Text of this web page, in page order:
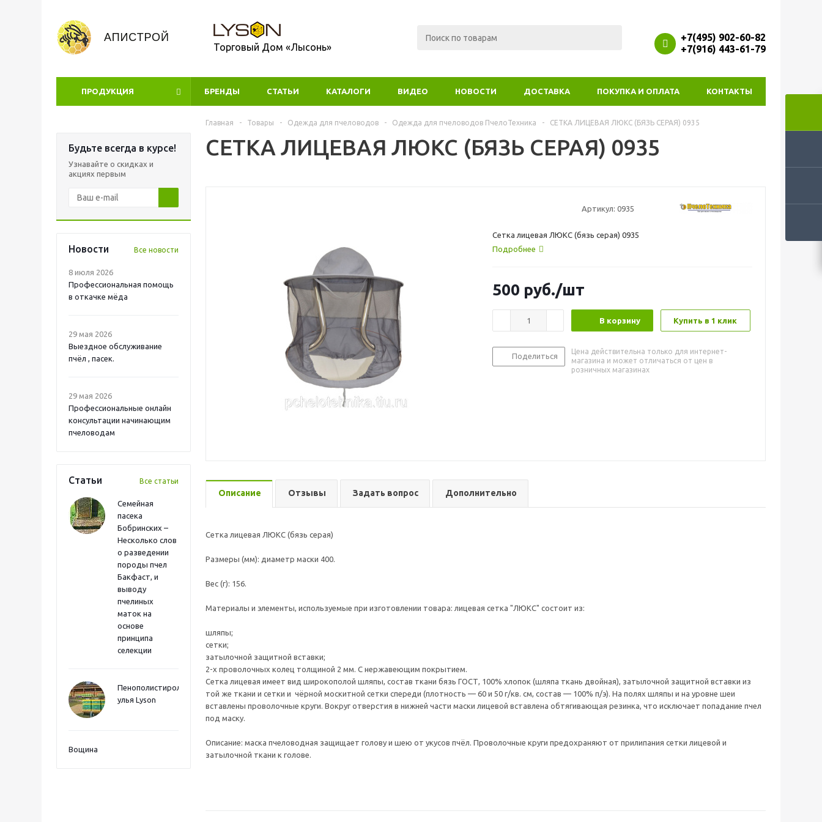
Торговый Дом «Лысонь»
+7(495) 902-60-82
+7(916) 443-61-79
ПРОДУКЦИЯ УЦЕНКА
БРЕНДЫ СТАТЬИ КАТАЛОГИ ВИДЕО НОВОСТИ ДОСТАВКА ПОКУПКА И ОПЛАТА КОНТАКТЫ
Будьте всегда в курсе!
Узнавайте о скидках и
акциях первым
Новости Все новости
8 июля 2026
Профессиональная помощь
в откачке мёда
29 мая 2026
Выездное обслуживание
пчёл , пасек.
29 мая 2026
Профессиональные онлайн
консультации начинающим
пчеловодам
Статьи Все статьи
Семейная
пасека
Бобринских –
Несколько слов
о разведении
породы пчел
Бакфаст, и
выводу
пчелиных
маток на
основе
принципа
селекции
Пенополистиролные
улья Lyson
Вощина
Главная - Товары - Одежда для пчеловодов - Одежда для пчеловодов ПчелоТехника - СЕТКА ЛИЦЕВАЯ ЛЮКС (БЯЗЬ СЕРАЯ) 0935
СЕТКА ЛИЦЕВАЯ ЛЮКС (БЯЗЬ СЕРАЯ) 0935
Артикул: 0935
Сетка лицевая ЛЮКС (бязь серая) 0935
Подробнее
500 руб./шт
В корзину Купить в 1 клик
Поделиться
Цена действительна только для интернет-
магазина и может отличаться от цен в
розничных магазинах
Описание Отзывы Задать вопрос Дополнительно
Сетка лицевая ЛЮКС (бязь серая)
Размеры (мм): диаметр маски 400.
Вес (г): 156.
Материалы и элементы, используемые при изготовлении товара: лицевая сетка "ЛЮКС" состоит из:
шляпы;
сетки;
затылочной защитной вставки;
2-х проволочных колец толщиной 2 мм. С нержавеющим покрытием.
Сетка лицевая имеет вид широкополой шляпы, состав ткани бязь ГОСТ, 100% хлопок (шляпа ткань двойная), затылочной защитной вставки из
той же ткани и сетки и чёрной москитной сетки спереди (плотность — 60 и 50 г/кв. см, состав — 100% п/э). На полях шляпы и на уровне шеи
вставлены проволочные круги. Вокруг отверстия в нижней части маски лицевой вставлена обтягивающая резинка, что исключает попадание пчел
под маску.
Описание: маска пчеловодная защищает голову и шею от укусов пчёл. Проволочные круги предохраняют от прилипания сетки лицевой и
затылочной ткани к голове.